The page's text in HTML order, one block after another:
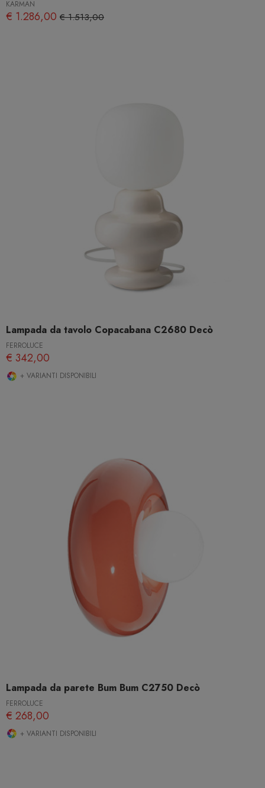
KARMAN
€ 1.286,00 € 1.513,00
Lampada da tavolo Copacabana C2680 Decò
FERROLUCE
€ 342,00
+ VARIANTI DISPONIBILI
Lampada da parete Bum Bum C2750 Decò
FERROLUCE
€ 268,00
+ VARIANTI DISPONIBILI